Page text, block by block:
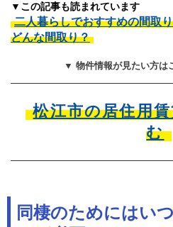
▼この記事も読まれています
二人暮らしでおすすめの間取
どんな間取り？
▼ 物件情報が見たい方は
松江市の居住用
む
同棲のためにはい